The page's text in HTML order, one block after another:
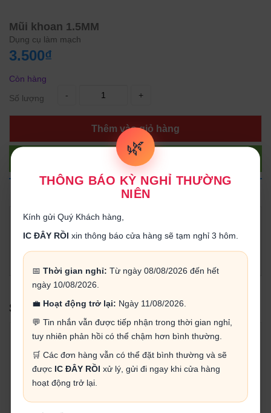
🌿
THÔNG BÁO KỲ NGHỈ THƯỜNG
NIÊN
Kính gửi Quý Khách hàng,
IC ĐÂY RỒI xin thông báo cửa hàng sẽ tạm nghỉ 3 hôm.
📅 Thời gian nghỉ: Từ ngày 08/08/2026 đến hết
ngày 10/08/2026.
💼 Hoạt động trở lại: Ngày 11/08/2026.
💬 Tin nhắn vẫn được tiếp nhận trong thời gian nghỉ,
tuy nhiên phản hồi có thể chậm hơn bình thường.
🛒 Các đơn hàng vẫn có thể đặt bình thường và sẽ
được IC ĐÂY RỒI xử lý, gửi đi ngay khi cửa hàng
hoạt động trở lại.
Mũi khoan 1.5MM
Dụng cụ làm mạch
3.500₫
Còn hàng
Số lượng
- +
Thêm vào giỏ hàng
Gọi điện
THÔNG TIN SẢN PHẨM
Sử dụng cho các loại máy khoan gia dụng, máy khoan tự
chế, máy khoan mini, dùng để khoan gỗ, khoan mạch điện
tử, khoan nhựa, khoan mica...
SẢN PHẨM LIÊN QUAN
Mũi phay PCB CNC
Mũi khoan 3.2MM